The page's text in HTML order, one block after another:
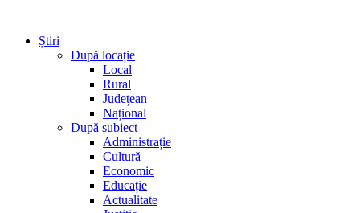
Știri
După locație
Local
Rural
Județean
Național
După subiect
Administrație
Cultură
Economic
Educație
Actualitate